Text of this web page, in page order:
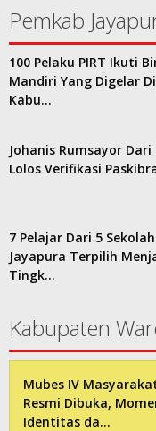
Pemkab
100 Pelaku PIRT Ikuti
Mandiri Yang Digelar
Kabu…
Johanis Rumsayor Dari
Lolos Verifikasi
7 Pelajar Dari 5
Jayapura Terpilih
Tingk…
Kabupaten
Mubes IV
Resmi Dibuka,
Identitas da…